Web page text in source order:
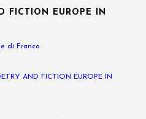
FICTION EUROPE IN
di Franco
AND FICTION EUROPE IN